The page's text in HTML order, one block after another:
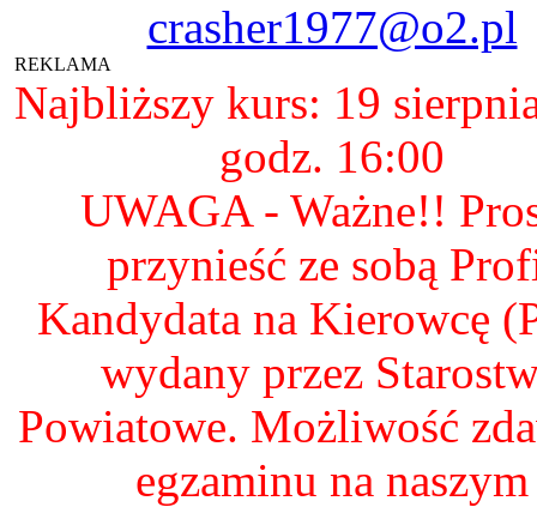
crasher1977@o2.pl
REKLAMA
Najbliższy kurs: 19
godz. 16:00
UWAGA - Ważne!!
przynieść ze sobą
Kandydata na Kierowcę
wydany przez
Powiatowe. Możliwość
egzaminu na naszym